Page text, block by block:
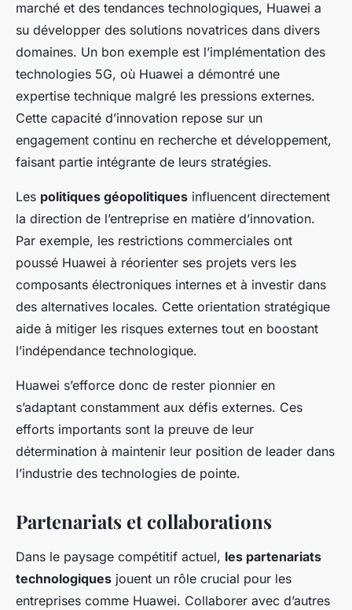
marché et des tendances technologiques, Huawei a
su développer des solutions novatrices dans divers
domaines. Un bon exemple est l’implémentation des
technologies 5G, où Huawei a démontré une
expertise technique malgré les pressions externes.
Cette capacité d’innovation repose sur un
engagement continu en recherche et développement,
faisant partie intégrante de leurs stratégies.
Les politiques géopolitiques influencent directement
la direction de l’entreprise en matière d’innovation.
Par exemple, les restrictions commerciales ont
poussé Huawei à réorienter ses projets vers les
composants électroniques internes et à investir dans
des alternatives locales. Cette orientation stratégique
aide à mitiger les risques externes tout en boostant
l’indépendance technologique.
Huawei s’efforce donc de rester pionnier en
s’adaptant constamment aux défis externes. Ces
efforts importants sont la preuve de leur
détermination à maintenir leur position de leader dans
l’industrie des technologies de pointe.
Partenariats et collaborations
Dans le paysage compétitif actuel, les partenariats
technologiques jouent un rôle crucial pour les
entreprises comme Huawei. Collaborer avec d’autres